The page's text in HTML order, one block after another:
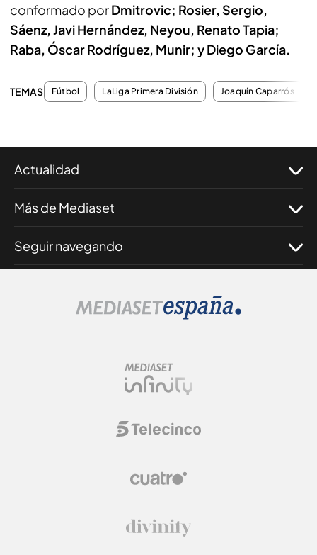
conformado porDmitrovic; Rosier, Sergio,
Sáenz, Javi Hernández, Neyou, Renato Tapia;
Raba, Óscar Rodríguez, Munir; y Diego García.
TEMAS Fútbol LaLiga Primera División Joaquín Caparrós
Actualidad
Más de Mediaset
Seguir navegando